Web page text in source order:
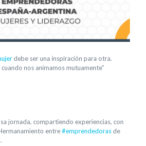
debe ser una inspiración para otra.
nos animamos mutuamente”
jornada, compartiendo experiencias, con
entre#emprendedorasde